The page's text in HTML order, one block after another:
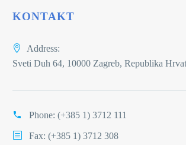
KONTAKT
Address:
Sveti Duh 64, 10000 Zagreb, Republika
Phone: (+385 1) 3712 111
Fax: (+385 1) 3712 308